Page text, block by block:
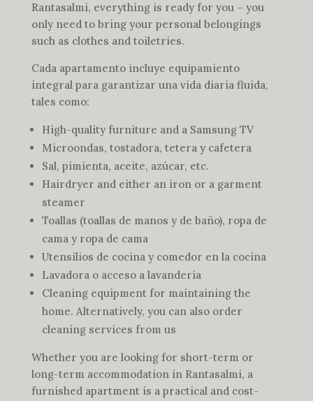
Rantasalmi, everything is ready for you – you
only need to bring your personal belongings
such as clothes and toiletries.
Cada apartamento incluye equipamiento
integral para garantizar una vida diaria fluida,
tales como:
High-quality furniture and a Samsung TV
Microondas, tostadora, tetera y cafetera
Sal, pimienta, aceite, azúcar, etc.
Hairdryer and either an iron or a garment
steamer
Toallas (toallas de manos y de baño), ropa de
cama y ropa de cama
Utensilios de cocina y comedor en la cocina
Lavadora o acceso a lavandería
Cleaning equipment for maintaining the
home. Alternatively, you can also order
cleaning services from us
Whether you are looking for short-term or
long-term accommodation in Rantasalmi, a
furnished apartment is a practical and cost-